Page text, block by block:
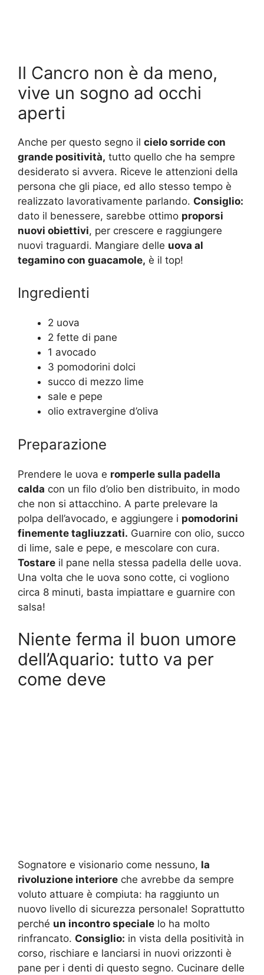
Il Cancro non è da meno,
vive un sogno ad occhi
aperti
Anche per questo segno il cielo sorride con
grande positività, tutto quello che ha sempre
desiderato si avvera. Riceve le attenzioni della
persona che gli piace, ed allo stesso tempo è
realizzato lavorativamente parlando. Consiglio:
dato il benessere, sarebbe ottimo proporsi
nuovi obiettivi, per crescere e raggiungere
nuovi traguardi. Mangiare delle uova al
tegamino con guacamole, è il top!
Ingredienti
2 uova
2 fette di pane
1 avocado
3 pomodorini dolci
succo di mezzo lime
sale e pepe
olio extravergine d’oliva
Preparazione
Prendere le uova e romperle sulla padella
calda con un filo d’olio ben distribuito, in modo
che non si attacchino. A parte prelevare la
polpa dell’avocado, e aggiungere i pomodorini
finemente tagliuzzati. Guarnire con olio, succo
di lime, sale e pepe, e mescolare con cura.
Tostare il pane nella stessa padella delle uova.
Una volta che le uova sono cotte, ci vogliono
circa 8 minuti, basta impiattare e guarnire con
salsa!
Niente ferma il buon umore
dell’Aquario: tutto va per
come deve
Sognatore e visionario come nessuno, la
rivoluzione interiore che avrebbe da sempre
voluto attuare è compiuta: ha raggiunto un
nuovo livello di sicurezza personale! Soprattutto
perché un incontro speciale lo ha molto
rinfrancato. Consiglio: in vista della positività in
corso, rischiare e lanciarsi in nuovi orizzonti è
pane per i denti di questo segno. Cucinare delle